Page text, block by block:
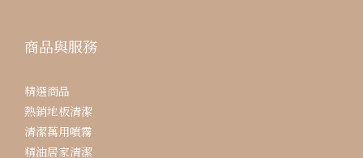
商品與服務
精選商品
熱銷地板清潔
清潔萬用噴霧
精油居家清潔